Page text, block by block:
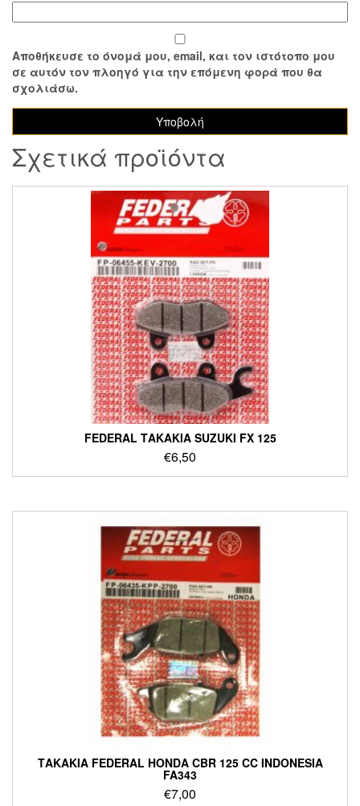
Αποθήκευσε το όνομά μου, email, και τον ιστότοπο μου
σε αυτόν τον πλοηγό για την επόμενη φορά που θα
σχολιάσω.
Σχετικά προϊόντα
FEDERAL ΤΑΚΑΚΙΑ SUZUKI FX 125
€6,50
ΤΑΚΑΚΙΑ FEDERAL HONDA CBR 125 CC INDONESIA
FA343
€7,00